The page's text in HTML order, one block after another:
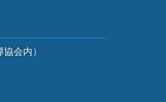
会内）